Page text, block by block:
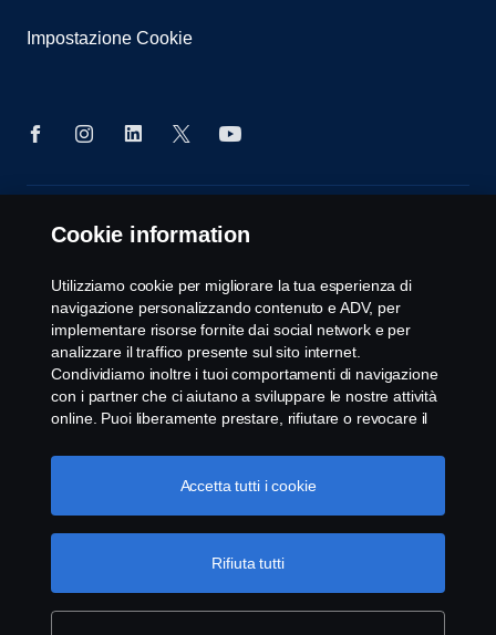
Impostazione Cookie
© Copyright Scania 2025 All rights reserved. Scania
CV AB, SE-151 87 Södertälje, Sweden, Tel: +46-8-
Cookie information
Utilizziamo cookie per migliorare la tua esperienza di
navigazione personalizzando contenuto e ADV, per
implementare risorse fornite dai social network e per
analizzare il traffico presente sul sito internet.
Condividiamo inoltre i tuoi comportamenti di navigazione
con i partner che ci aiutano a sviluppare le nostre attività
online. Puoi liberamente prestare, rifiutare o revocare il
all'attivazione dei cookie e alla possibilità di condividere le
informazioni. Cliccando "rifiuta tutti" potrai continuare la
comprendere meglio la nostra politica di gestione dei
cookie, ti invitiamo a visitare la pagina cookies, cliccando
sul link in calce. Maggiori informazioni sulla tua privacy
Rifiuta tutti
Accetta tutti i cookie